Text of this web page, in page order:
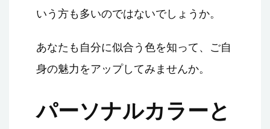
いう方も多いのではないでしょうか。
あなたも自分に似合う色を知って、ご自
身の魅力をアップしてみませんか。
パーソナルカラーと